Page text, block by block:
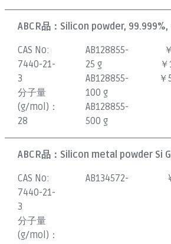
ABCR品： Silicon powder,
CAS No:
7440-21-
3
分子量
(g/mol)：
28
AB128855-
25 g
AB128855-
100 g
AB128855-
500 g
ABCR品： Silicon metal powder Si
CAS No:
7440-21-
3
分子量
(g/mol)：
AB134572-